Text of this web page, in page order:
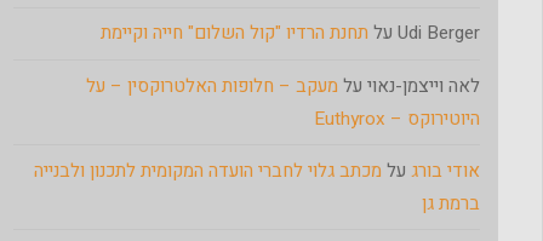
Udi Berger על תחנת הרדיו "קול השלום" חייה וקיימת
לאה וייצמן-נאוי על מעקב – חלופות האלטרוקסין – על
היוטירוקס – Euthyrox
אודי בורג על מכתב גלוי לחברי הועדה המקומית לתכנון ולבנייה
ברמת גן